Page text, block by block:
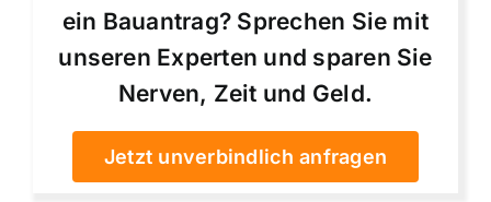
ein Bauantrag? Sprechen Sie mit
unseren Experten und sparen Sie
Nerven, Zeit und Geld.
Jetzt unverbindlich anfragen